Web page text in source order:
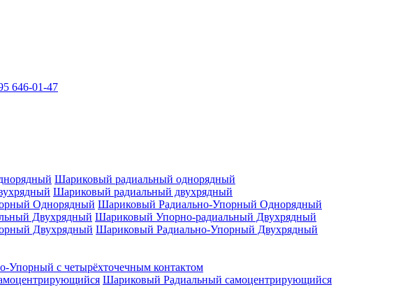
646-01-47
Шариковый радиальный однорядный
Шариковый радиальный двухрядный
Шариковый Радиально-Упорный Однорядный
Шариковый Упорно-радиальный Двухрядный
Шариковый Радиально-Упорный Двухрядный
Упорный с четырёхточечным контактом
Шариковый Радиальный самоцентрирующийся